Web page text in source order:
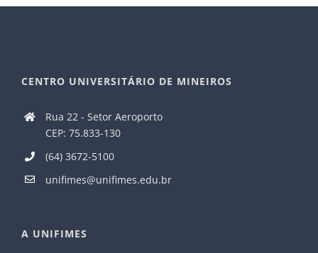
CENTRO UNIVERSITÁRIO DE MINEIROS
Rua 22 - Setor Aeroporto
CEP: 75.833-130
(64) 3672-5100
unifimes@unifimes.edu.br
A UNIFIMES